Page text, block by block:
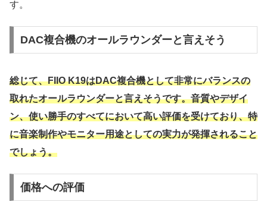
す。
DAC複合機のオールラウンダーと言えそう
総じて、FIIO K19はDAC複合機として非常にバランスの
取れたオールラウンダーと言えそうです。音質やデザイ
ン、使い勝手のすべてにおいて高い評価を受けており、特
に音楽制作やモニター用途としての実力が発揮されること
でしょう。
価格への評価